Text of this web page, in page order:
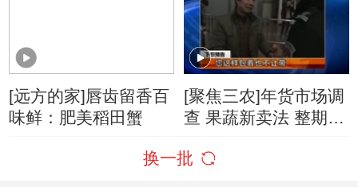
[远方的家]唇齿留香百
味鲜：肥美稻田蟹
[聚焦三农]年货市场调
查 果蔬新卖法 整期视
换一批